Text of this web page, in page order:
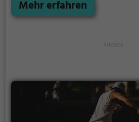
Skater oder Anfänger, der
für jeden etwas zu bieten - ganz
Mehr erfahren